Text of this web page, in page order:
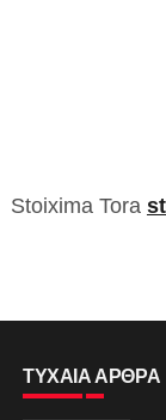
Stoixima Tora
ΤΥΧΑΙΑ ΑΡΘΡΑ